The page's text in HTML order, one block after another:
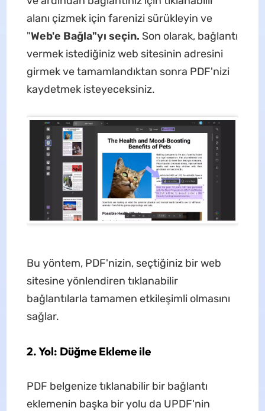
alanı çizmek için farenizi sürükleyin ve
"Web'e Bağla"yı seçin. Son olarak, bağlantı
vermek istediğiniz web sitesinin adresini
girmek ve tamamlandıktan sonra PDF'nizi
kaydetmek isteyeceksiniz.
Bu yöntem, PDF'nizin, seçtiğiniz bir web
sitesine yönlendiren tıklanabilir
bağlantılarla tamamen etkileşimli olmasını
sağlar.
2. Yol: Düğme Ekleme ile
PDF belgenize tıklanabilir bir bağlantı
eklemenin başka bir yolu da UPDF'nin